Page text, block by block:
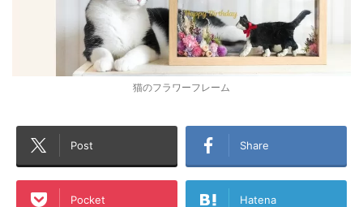
猫のフラワーフレーム
Post Share
Pocket Hatena